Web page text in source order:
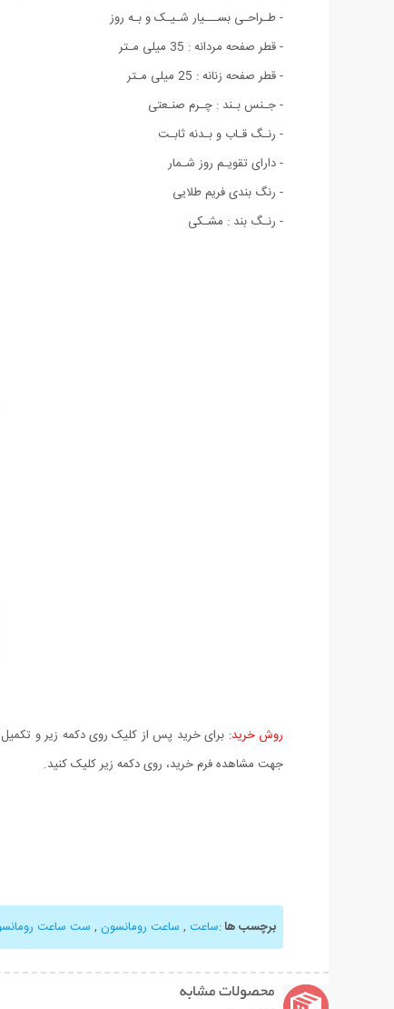
- طـراحـی بســـیار شـیـک و بـه روز
- قطر صفحه مردانه : 35 میلی مـتر
- قطر صفحه زنانه : 25 میلی مـتر
- جـنس بـند : چـرم صنـعتی
- رنـگ قـاب و بـدنه ثابـت
- دارای تقویـم روز شـمار
- رنگ بندی فریم طلایی
- رنـگ بند : مشـکی
روش خرید: برای خرید پس از کلیک روی دکمه زیر و
جهت مشاهده فرم خرید، روی دکمه زیر کلیک کنید.
برچسب ها:ساعت , ساعت رومانسون , ست ساعت
محصولات مشابه